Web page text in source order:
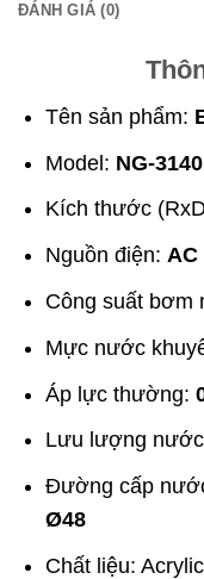
ĐÁNH GIÁ (0)
Tên sản phẩm:
Model: NG-
Kích thước
Nguồn điện: AC
Công suất bơm
Mực nước
Áp lực thường:
Lưu lượng
Đường cấp
Ø48
Chất liệu: Acrylic